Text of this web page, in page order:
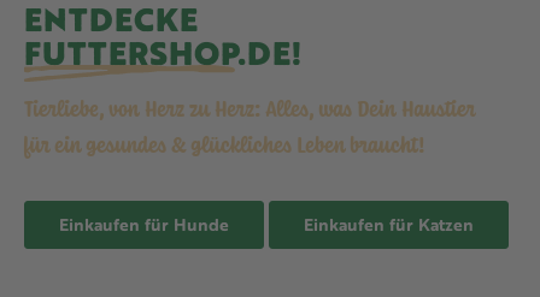
ENTDECKE
FUTTERSHOP.DE!
Tierliebe, von Herz zu Herz: Alles, was Dein Haustier
für ein gesundes & glückliches Leben braucht!
Einkaufen für Hunde Einkaufen für Katzen